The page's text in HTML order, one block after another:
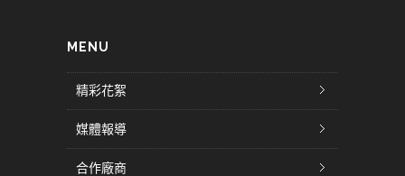
MENU
精彩花絮
媒體報導
合作廠商